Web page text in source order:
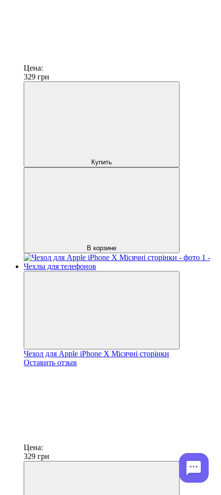
Цена:
329 грн
Купить
В корзине
Чехол для Apple iPhone X Місячні сторінки
Оставить отзыв
Цена:
329 грн